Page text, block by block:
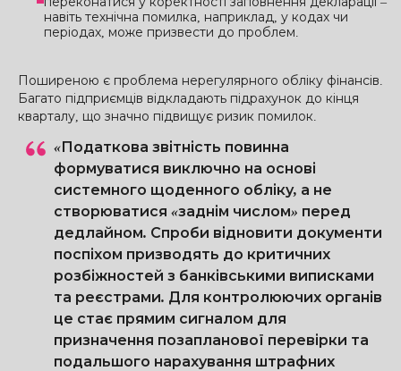
навіть технічна помилка, наприклад, у кодах чи
періодах, може призвести до проблем.
Поширеною є проблема нерегулярного обліку фінансів.
Багато підприємців відкладають підрахунок до кінця
кварталу, що значно підвищує ризик помилок.
«Податкова звітність повинна
формуватися виключно на основі
системного щоденного обліку, а не
створюватися «заднім числом» перед
дедлайном. Спроби відновити документи
поспіхом призводять до критичних
розбіжностей з банківськими виписками
та реєстрами. Для контролюючих органів
це стає прямим сигналом для
призначення позапланової перевірки та
подальшого нарахування штрафних